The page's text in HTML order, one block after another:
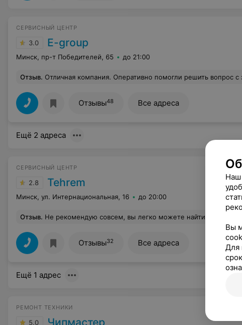
СЕРВИСНЫЙ ЦЕНТР
3.0 E-group
Минск, пр-т Победителей, 65 до 21:00
Отзыв. Отличная компания. Оперативно помогли решить вопрос с зависшим 14 про макс. Однозначно рекомендую. Цены
Отзывы48 Все адреса
Ещё 2 адреса
СЕРВИСНЫЙ ЦЕНТР
2.8 Tehrem
Минск, ул. Интернациональная, 16 до 20:00
Отзыв. Не рекомендую совсем, вы легко можете найти лучшее место для ремонта (любое место). В сентябре разбила экран телефона самсунг, нашла их в интернете, обратилась. Мне предложили заменить только экран без рамы, отметив, что так дешевле. После замены через несколько дней сняла резинки (они клеят не прессом, как мне объяснили потом в других местах, и закрепляют просто канцелярскими резинками, чтобы схватилось) и обратилось к мастерам в четырёх (!) Разных местах, чтобы наклеить защитный экран. И во всех местах не смогли его наклеить, тк экран плохо приклеен. После этого я обратилась снова к ним и попросила наклеить стекло. Они стекло заказали, взялись клеить, но тоже не
Отзывы32 Все адреса
Ещё 1 адрес
РЕМОНТ ТЕХНИКИ
5.0 Чипмастер
Наш
Вы
Для